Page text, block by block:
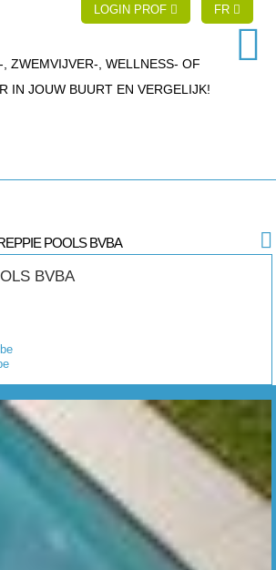
LOGIN PROF FR
ZWEMVIJVER-, WELLNESS- OF
IN JOUW BUURT EN VERGELIJK!
POOLS BVBA
BVBA